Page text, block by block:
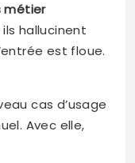
métier
ils hallucinent
est floue.
cas d’usage
Avec elle,